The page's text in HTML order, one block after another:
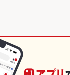
ホットペッパーグルメ